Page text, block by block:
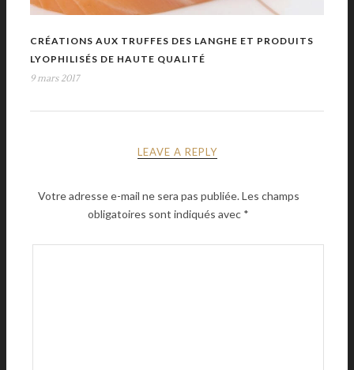
CRÉATIONS AUX TRUFFES DES LANGHE ET PRODUITS
LYOPHILISÉS DE HAUTE QUALITÉ
9 mars 2017
LEAVE A REPLY
Votre adresse e-mail ne sera pas publiée.Les champs
obligatoires sont indiqués avec *